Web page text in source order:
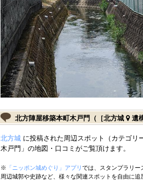
北方陣屋移築本町木戸門（［北方城 遺
北方城に投稿された周辺スポット（カテゴリ
木戸門」の地図・口コミがご覧頂けます。
※ 「ニッポン城めぐり」アプリ では、スタンプラリー
周辺城郭や史跡など、様々な関連スポットを自由に追